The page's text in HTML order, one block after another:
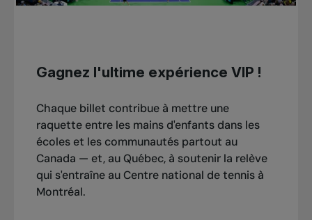
Gagnez l'ultime expérience VIP !
Chaque billet contribue à mettre une
raquette entre les mains d'enfants dans les
écoles et les communautés partout au
Canada — et, au Québec, à soutenir la relève
qui s'entraîne au Centre national de tennis à
Montréal.